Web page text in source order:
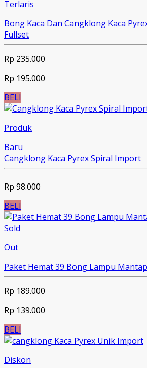
Terlaris
Bong Kaca Dan Cangklong Kaca
Fullset
Rp 235.000
Rp 195.000
BELI
Produk
Baru
Cangklong Kaca Pyrex Spiral Import
Rp 98.000
BELI
Sold
Out
Paket Hemat 39 Bong Lampu Mantap
Rp 189.000
Rp 139.000
BELI
Diskon